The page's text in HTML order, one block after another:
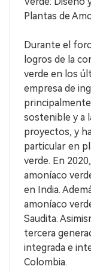
Plantas de
Durante el
logros de la
verde en los
empresa de
sostenible y a
proyectos, y
particular en
verde. En
amoníaco
en India.
amoníaco
Saudita.
tercera
integrada e
Colombia.